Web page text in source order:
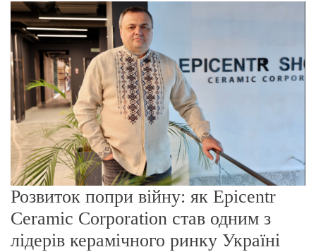
е
ж
и
Розвиток попри війну: як Epicentr
Ceramic Corporation став одним з
лідерів керамічного ринку Україні